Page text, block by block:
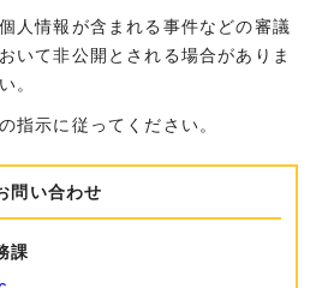
人情報が含まれる事件などの審議
いて非公開とされる場合がありま
。
指示に従ってください。
問い合わせ
課